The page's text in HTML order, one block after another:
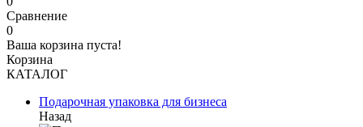
Сравнение
0
Ваша корзина пуста!
Корзина
КАТАЛОГ
Подарочная упаковка для бизнеса
Назад